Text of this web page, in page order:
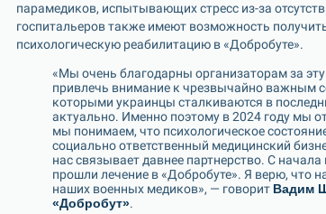
парамедиков, испытывающих стресс из-за
госпитальеров также имеют возможность
психологическую реабилитацию в «Добробуте».
«Мы очень благодарны организаторам за
привлечь внимание к чрезвычайно важным
которыми украинцы сталкиваются в
актуально. Именно поэтому в 2024 году мы
мы понимаем, что психологическое
социально ответственный медицинский
нас связывает давнее партнерство. С
прошли лечение в «Добробуте». Я верю, что
наших военных медиков», — говорит Вадим
«Добробут».